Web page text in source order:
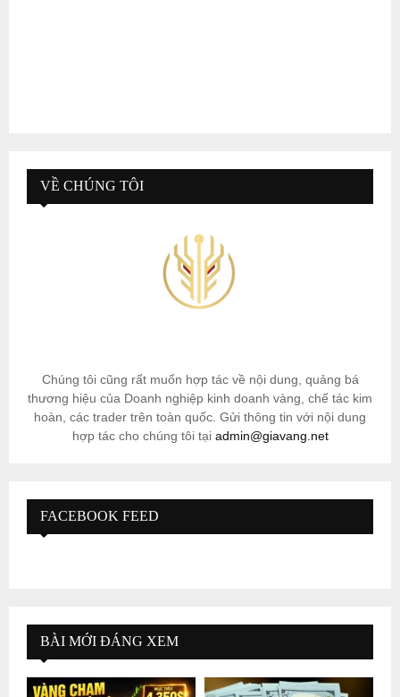
VỀ CHÚNG TÔI
Chúng tôi cũng rất muốn hợp tác về nội dung, quảng bá
thương hiệu của Doanh nghiệp kinh doanh vàng, chế tác kim
hoàn, các trader trên toàn quốc. Gửi thông tin với nội dung
hợp tác cho chúng tôi tại admin@giavang.net
FACEBOOK FEED
BÀI MỚI ĐÁNG XEM